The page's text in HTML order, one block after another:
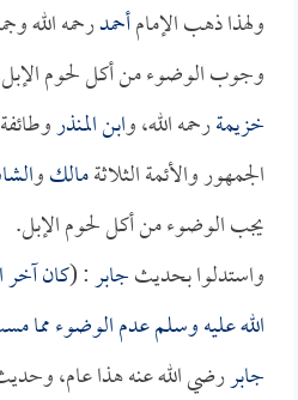
ولهذا ذهب الإمامأحمدرحمه الله
وجوب الوضوء من أكل لحوم
خزيمةرحمه الله، وابن المنذر
الجمهور والأئمة الثلاثةمالكو
يجب الوضوء من أكل لحوم الإبل.
واستدلوا بحديثجابر: (كان
الله عليه وسلم عدم الوضوء مما
جابررضي الله عنه هذا عام،